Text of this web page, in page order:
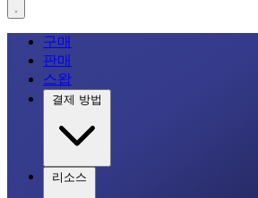
구매
판매
스왑
결제 방법
리소스